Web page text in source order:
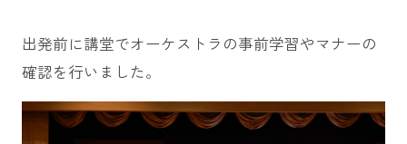
出発前に講堂でオーケストラの事前学習やマナーの
確認を行いました。